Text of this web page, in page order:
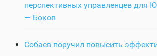
перспективных управленцев для
— Боков
Собаев поручил повысить